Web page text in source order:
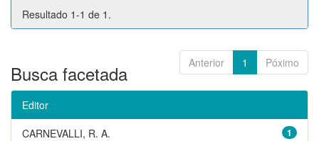
Resultado 1-1 de 1.
Anterior 1 Póximo
Busca facetada
Editor
1
CARNEVALLI, R. A.